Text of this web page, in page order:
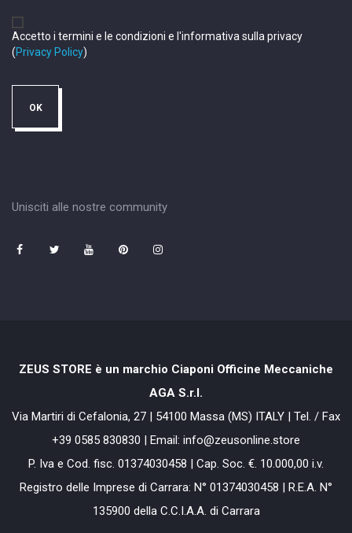
Accetto i termini e le condizioni e l'informativa sulla privacy
(Privacy Policy)
Unisciti alle nostre community
ZEUS STORE è un marchio Ciaponi Officine Meccaniche
AGA S.r.l.
Via Martiri di Cefalonia, 27 | 54100 Massa (MS) ITALY | Tel. / Fax
+39 0585 830830 | Email: info@zeusonline.store
P. Iva e Cod. fisc. 01374030458 | Cap. Soc. €. 10.000,00 i.v.
Registro delle Imprese di Carrara: N° 01374030458 | R.E.A. N°
135900 della C.C.I.A.A. di Carrara